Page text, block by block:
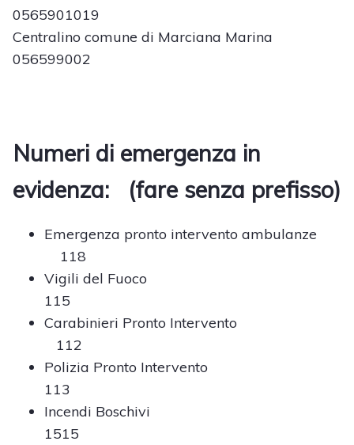
0565901019
Centralino comune di Marciana Marina
056599002
Numeri di emergenza in
evidenza: (fare senza prefisso)
Emergenza pronto intervento ambulanze
118
Vigili del Fuoco
115
Carabinieri Pronto Intervento
112
Polizia Pronto Intervento
113
Incendi Boschivi
1515